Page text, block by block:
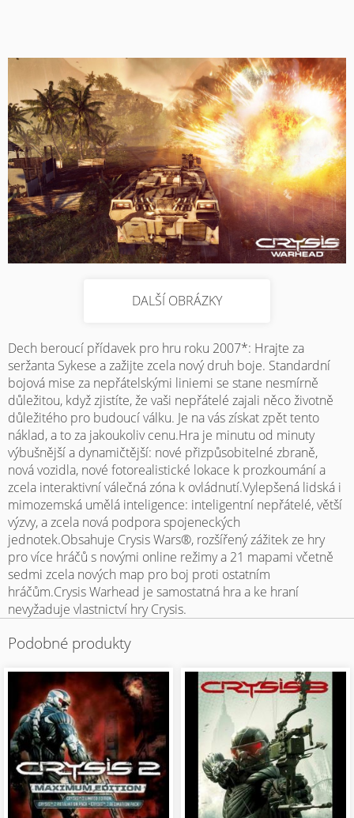
DALŠÍ OBRÁZKY
Dech beroucí přídavek pro hru roku 2007*: Hrajte za
seržanta Sykese a zažijte zcela nový druh boje. Standardní
bojová mise za nepřátelskými liniemi se stane nesmírně
důležitou, když zjistíte, že vaši nepřátelé zajali něco životně
důležitého pro budoucí válku. Je na vás získat zpět tento
náklad, a to za jakoukoliv cenu.Hra je minutu od minuty
výbušnější a dynamičtější: nové přizpůsobitelné zbraně,
nová vozidla, nové fotorealistické lokace k prozkoumání a
zcela interaktivní válečná zóna k ovládnutí.Vylepšená lidská i
mimozemská umělá inteligence: inteligentní nepřátelé, větší
výzvy, a zcela nová podpora spojeneckých
jednotek.Obsahuje Crysis Wars®, rozšířený zážitek ze hry
pro více hráčů s novými online režimy a 21 mapami včetně
sedmi zcela nových map pro boj proti ostatním
hráčům.Crysis Warhead je samostatná hra a ke hraní
nevyžaduje vlastnictví hry Crysis.
Podobné produkty